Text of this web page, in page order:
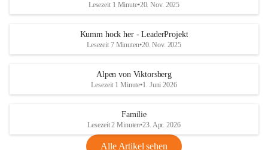
Lesezeit 1 Minute•20. Nov. 2025
Kumm hock her - LeaderProjekt
Lesezeit 7 Minuten•20. Nov. 2025
Alpen von Viktorsberg
Lesezeit 1 Minute•1. Juni 2026
Familie
Lesezeit 2 Minuten•23. Apr. 2026
Alle Artikel sehen